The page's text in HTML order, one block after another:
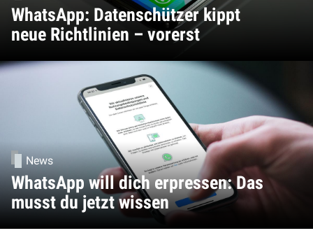
WhatsApp: Datenschützer kippt
neue Richtlinien – vorerst
News
WhatsApp will dich erpressen: Das
musst du jetzt wissen